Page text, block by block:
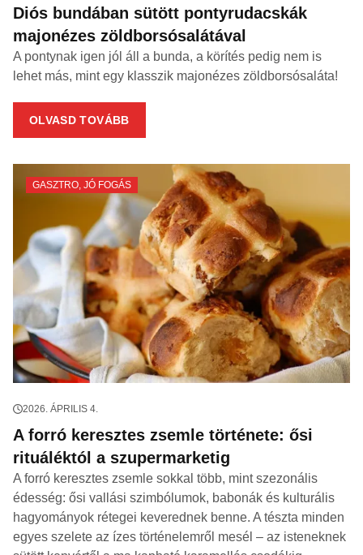
Diós bundában sütött pontyrudacskák
majonézes zöldborsósalátával
A pontynak igen jól áll a bunda, a körítés pedig nem is
lehet más, mint egy klasszik majonézes zöldborsósaláta!
OLVASD TOVÁBB
GASZTRO, JÓ FOGÁS
2026. ÁPRILIS 4.
A forró keresztes zsemle története: ősi
rituáléktól a szupermarketig
A forró keresztes zsemle sokkal több, mint szezonális
édesség: ősi vallási szimbólumok, babonák és kulturális
hagyományok rétegei keverednek benne. A tészta minden
egyes szelete az ízes történelemről mesél – az isteneknek